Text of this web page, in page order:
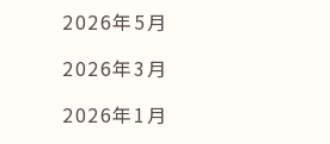
2026年5月
2026年3月
2026年1月